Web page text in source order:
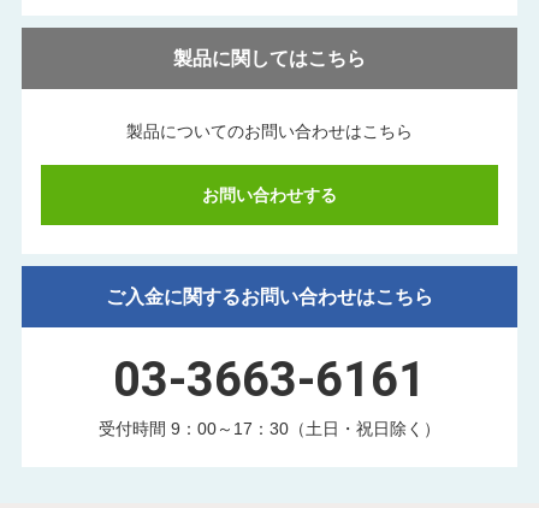
製品に関してはこちら
製品についてのお問い合わせはこちら
お問い合わせする
ご入金に関するお問い合わせはこちら
03-3663-6161
受付時間 9：00～17：30（土日・祝日除く）